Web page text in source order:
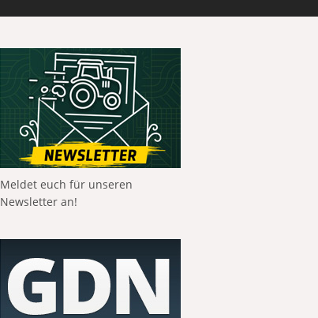
Meldet euch für unseren
Newsletter an!